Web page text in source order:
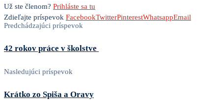
Už ste členom? Prihláste sa tu
Zdieľajte príspevok FacebookTwitterPinterestWhatsappEmail
Predchádzajúci príspevok
42 rokov práce v školstve
Nasledujúci príspevok
Krátko zo Spiša a Oravy